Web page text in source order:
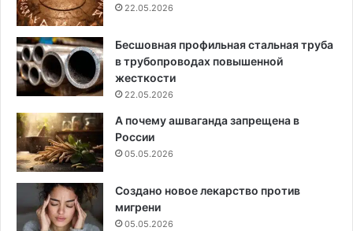
22.05.2026
Бесшовная профильная стальная труба
в трубопроводах повышенной
жесткости
22.05.2026
А почему ашваганда запрещена в
России
05.05.2026
Создано новое лекарство против
мигрени
05.05.2026